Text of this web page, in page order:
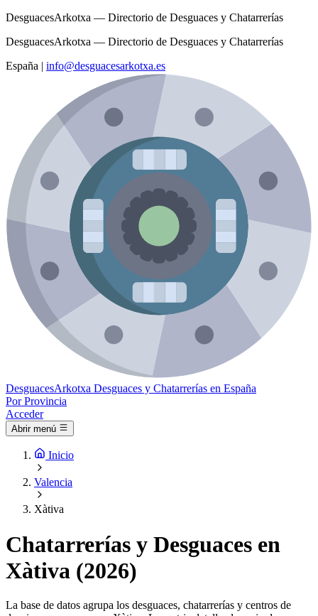
DesguacesArkotxa — Directorio de Desguaces y Chatarrerías
DesguacesArkotxa — Directorio de Desguaces y Chatarrerías
España | info@desguacesarkotxa.es
DesguacesArkotxa Desguaces y Chatarrerías en España
Por Provincia
Acceder
Abrir menú
Inicio
Valencia
Xàtiva
Chatarrerías y Desguaces en
Xàtiva (2026)
La base de datos agrupa los desguaces, chatarrerías y centros de